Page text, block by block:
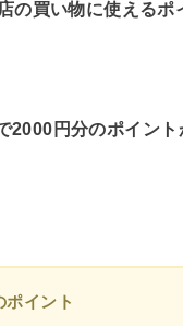
の買い物に使えるポ
2000円分のポイン
ポイント